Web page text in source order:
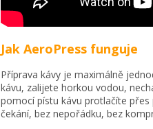
Jak AeroPress funguje
Příprava kávy je maximálně
kávu, zalijete horkou vodou,
pomocí pístu kávu protlačíte
čekání, bez nepořádku, bez